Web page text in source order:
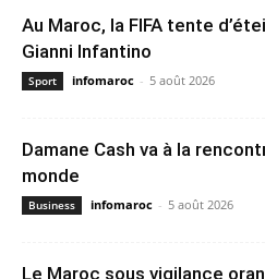
Au Maroc, la FIFA tente
Gianni Infantino
Sport infomaroc - 5 août 2026
Damane Cash va à la
monde
Business infomaroc - 5 août 2026
Le Maroc sous vigilance